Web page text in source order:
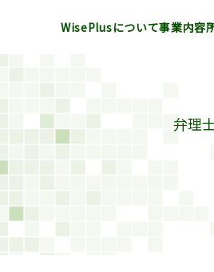
WisePlusについて事業内容
弁理